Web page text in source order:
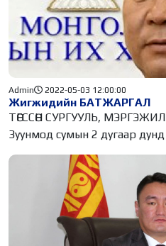
Жигжидийн БАТЖАРГАЛ
Admin 2022-05-03 12:00:00
ТӨГССӨН СУРГУУЛЬ, МЭРГЭЖИЛ 1986 онд Төв аймгийн
Зуунмод сумын 2 дугаар дунд